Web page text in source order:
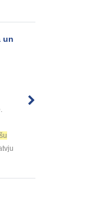
un